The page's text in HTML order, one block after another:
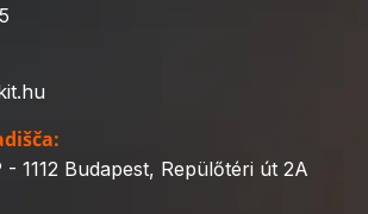
1112 Budapest, Repülőtéri út 2A